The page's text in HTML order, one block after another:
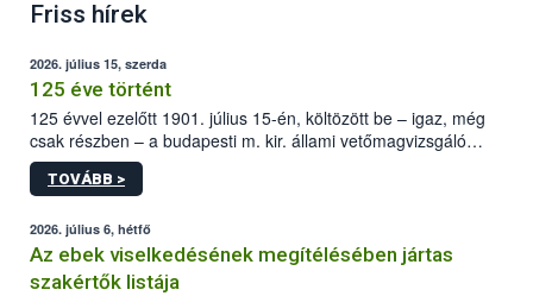
Friss hírek
2026. július 15, szerda
125 éve történt
125 évvel ezelőtt 1901. július 15-én, költözött be – igaz, még
csak részben – a budapesti m. kir. állami vetőmagvizsgáló
állomás a Kis Rókus utca 15. szám alatti, Czigler Győző által
tervezett új épületébe.
TOVÁBB >
2026. július 6, hétfő
Az ebek viselkedésének megítélésében jártas
szakértők listája